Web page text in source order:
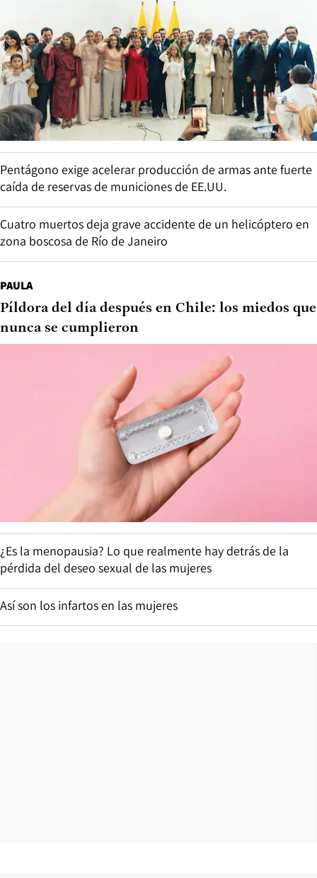
Pentágono exige acelerar producción de armas ante fuerte
caída de reservas de municiones de EE.UU.
Cuatro muertos deja grave accidente de un helicóptero en
zona boscosa de Río de Janeiro
PAULA
Píldora del día después en Chile: los miedos que
nunca se cumplieron
¿Es la menopausia? Lo que realmente hay detrás de la
pérdida del deseo sexual de las mujeres
Así son los infartos en las mujeres